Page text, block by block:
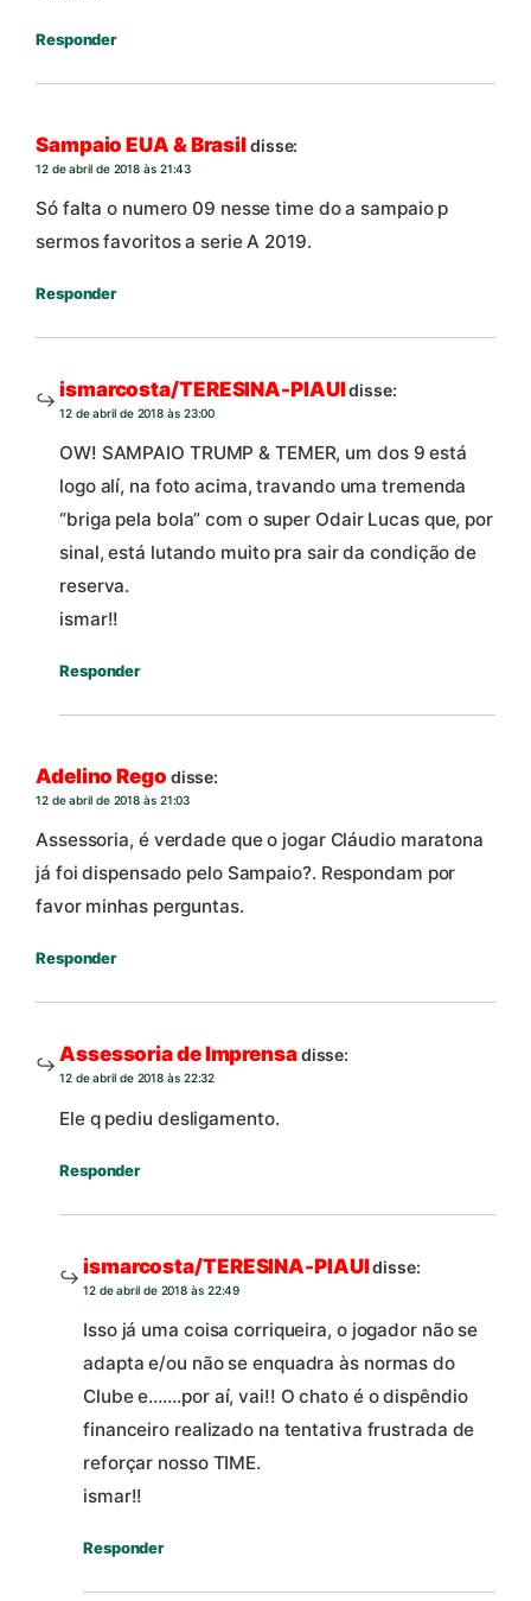
Responder
Sampaio EUA & Brasildisse:
12 de abril de 2018 às 21:43
Só falta o numero 09 nesse time do a sampaio p
sermos favoritos a serie A 2019.
Responder
ismarcosta/TERESINA-PIAUIdisse:
12 de abril de 2018 às 23:00
OW! SAMPAIO TRUMP & TEMER, um dos 9 está
logo alí, na foto acima, travando uma tremenda
“briga pela bola” com o super Odair Lucas que, por
sinal, está lutando muito pra sair da condição de
reserva.
ismar!!
Responder
Adelino Rego disse:
12 de abril de 2018 às 21:03
Assessoria, é verdade que o jogar Cláudio maratona
já foi dispensado pelo Sampaio?. Respondam por
favor minhas perguntas.
Responder
Assessoria de Imprensadisse:
12 de abril de 2018 às 22:32
Ele q pediu desligamento.
Responder
ismarcosta/TERESINA-PIAUIdisse:
12 de abril de 2018 às 22:49
Isso já uma coisa corriqueira, o jogador não se
adapta e/ou não se enquadra às normas do
Clube e…….por aí, vai!! O chato é o dispêndio
financeiro realizado na tentativa frustrada de
reforçar nosso TIME.
ismar!!
Responder